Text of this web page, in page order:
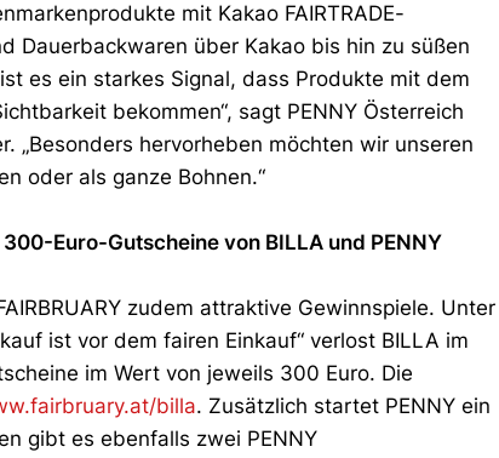
mit Kakao FAIRTRADE-
Dauerbackwaren über Kakao bis hin zu süßen
es ein starkes Signal, dass Produkte mit dem
bekommen“, sagt PENNY Österreich
„Besonders hervorheben möchten wir unseren
oder als ganze Bohnen.“
300-Euro-Gutscheine von BILLA und PENNY
zudem attraktive Gewinnspiele. Unter
ist vor dem fairen Einkauf“ verlost BILLA im
im Wert von jeweils 300 Euro. Die
billa. Zusätzlich startet PENNY ein
gibt es ebenfalls zwei PENNY